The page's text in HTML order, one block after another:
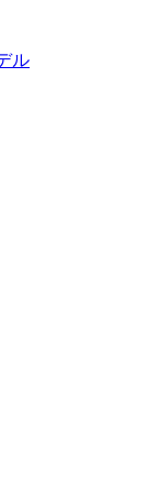
ル